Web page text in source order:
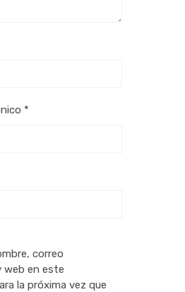
*
correo
web en este
la próxima vez que